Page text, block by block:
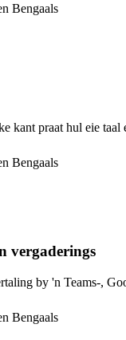
Bengaals
kant praat hul eie taal
Bengaals
vergaderings
by 'n Teams-,
Bengaals